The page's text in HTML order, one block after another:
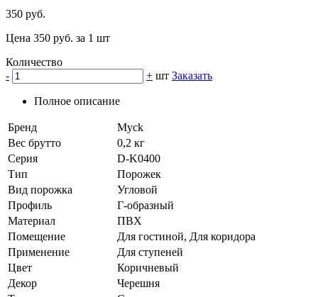
350 руб.
Цена 350 руб. за 1 шт
Количество
-
+ шт Заказать
Полное описание
Бренд
Myck
Вес брутто
0,2 кг
Серия
D-K0400
Тип
Порожек
Вид порожка
Угловой
Профиль
Г-образный
Материал
ПВХ
Помещение
Для гостиной, Для коридора
Применение
Для ступеней
Цвет
Коричневый
Декор
Черешня